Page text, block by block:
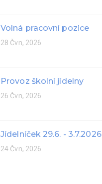
Volná pracovní pozice
28 Čvn, 2026
Provoz školní jídelny
26 Čvn, 2026
Jídelníček 29.6. - 3.7.2026
24 Čvn, 2026